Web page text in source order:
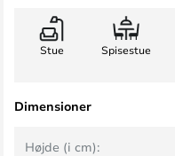
Stue Spisestue
Dimensioner
Højde (i cm):